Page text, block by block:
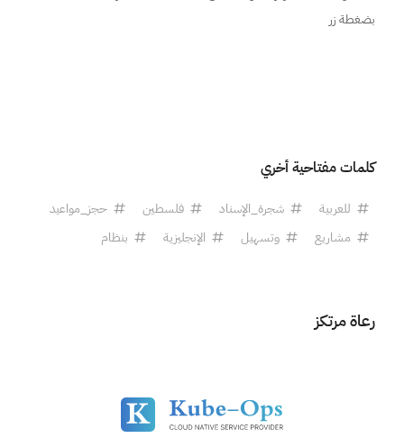
بضغطة زر
كلمات مفتاحية أخري
للعربية شجرة_الإسناد فلسطين
حجز_مواعيد
مشاريع
وتسهيل الإنجليزية بنظام
رعاة مرتكز